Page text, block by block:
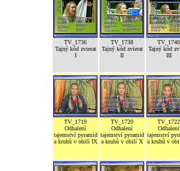
TV_1736
Tajný kód zvierat
I
TV_1738
Tajný kód zvierat
II
TV_1740
Tajný kód
III
TV_1719
Odhalení
tajemství pyramid
a kruhů v obilí IX
TV_1720
Odhalení
tajemství pyramid
a kruhů v obilí X
TV_1722
Odhalení
tajemství
a kruhů v